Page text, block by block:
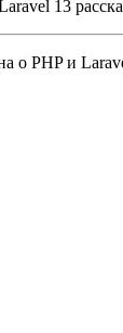
13
о PHP и